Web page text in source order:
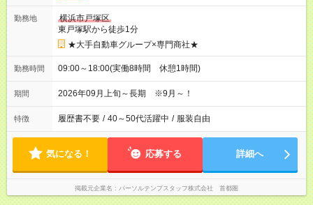
勤務地
横浜市戸塚区
東戸塚駅から徒歩1分
★大手自動車グループ×専門商社★
勤務時間 09:00～18:00(実働8時間 休憩1時間)
期間 2026年09月上旬～長期 ※9月～！
特徴 履歴書不要 / 40～50代活躍中 / 服装自由
気になる！ 応募する 詳細へ
掲載元企業名 パーソルテンプスタッフ株式会社 首都圏